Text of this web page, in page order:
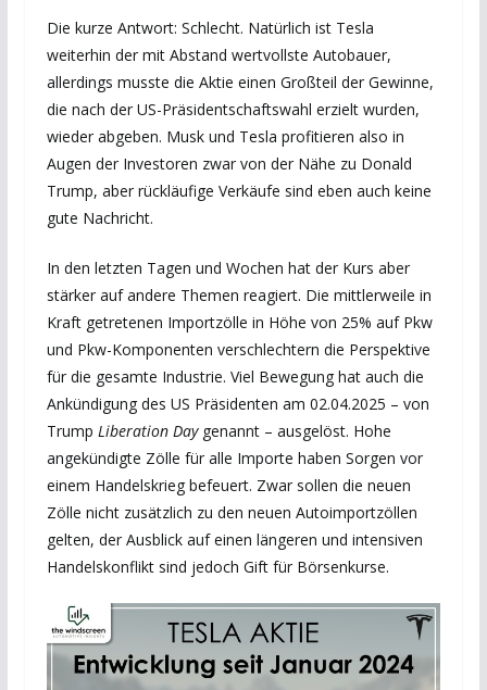
Die kurze Antwort: Schlecht. Natürlich ist Tesla
weiterhin der mit Abstand wertvollste Autobauer,
allerdings musste die Aktie einen Großteil der Gewinne,
die nach der US-Präsidentschaftswahl erzielt wurden,
wieder abgeben. Musk und Tesla profitieren also in
Augen der Investoren zwar von der Nähe zu Donald
Trump, aber rückläufige Verkäufe sind eben auch keine
gute Nachricht.
In den letzten Tagen und Wochen hat der Kurs aber
stärker auf andere Themen reagiert. Die mittlerweile in
Kraft getretenen Importzölle in Höhe von 25% auf Pkw
und Pkw-Komponenten verschlechtern die Perspektive
für die gesamte Industrie. Viel Bewegung hat auch die
Ankündigung des US Präsidenten am 02.04.2025 – von
Trump Liberation Daygenannt – ausgelöst. Hohe
angekündigte Zölle für alle Importe haben Sorgen vor
einem Handelskrieg befeuert. Zwar sollen die neuen
Zölle nicht zusätzlich zu den neuen Autoimportzöllen
gelten, der Ausblick auf einen längeren und intensiven
Handelskonflikt sind jedoch Gift für Börsenkurse.